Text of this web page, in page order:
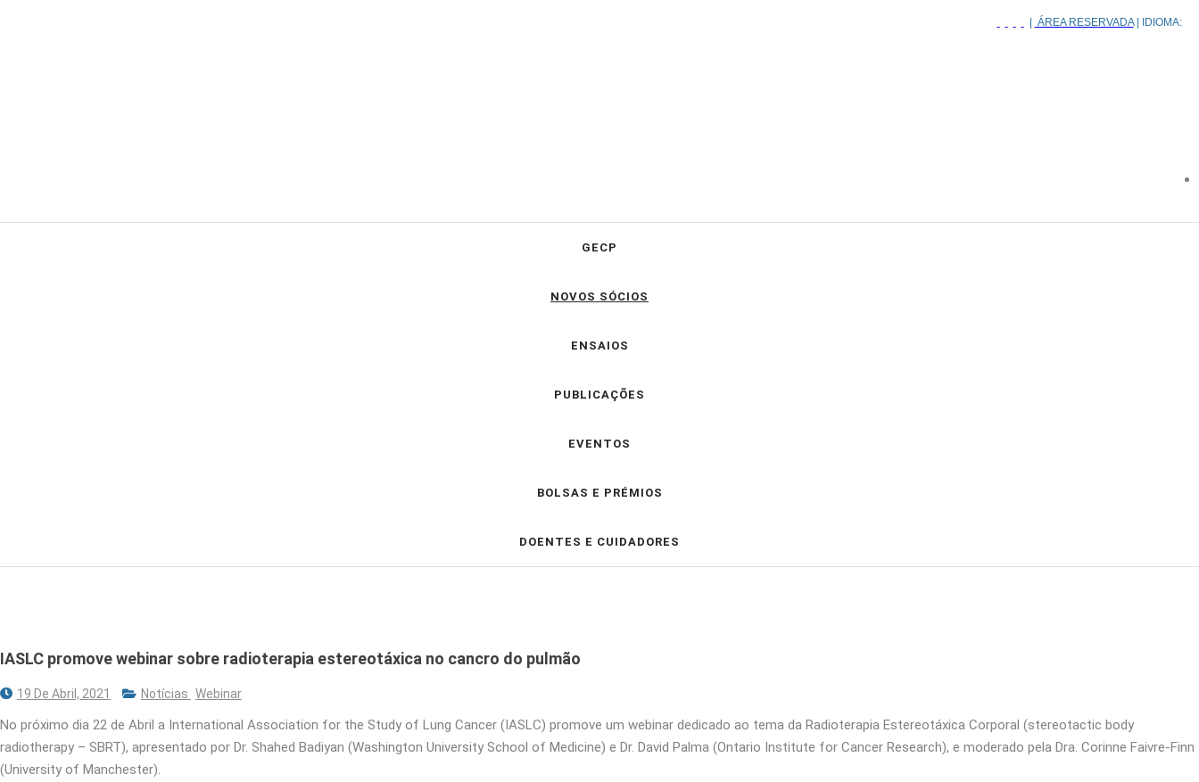
ÁREA RESERVADA| IDIOMA:
GECP
NOVOS SÓCIOS
ENSAIOS
PUBLICAÇÕES
EVENTOS
BOLSAS E PRÉMIOS
DOENTES E CUIDADORES
IASLC promove webinar sobre radioterapia estereotáxica no cancro do pulmão
19 De Abril, 2021 Notícias Webinar
No próximo dia 22 de Abril a International Association for the Study of Lung Cancer (IASLC) promove um webinar dedicado ao tema da Radioterapia Estereotáxica Corporal (stereotactic body
radiotherapy – SBRT), apresentado por Dr. Shahed Badiyan (Washington University School of Medicine) e Dr. David Palma (Ontario Institute for Cancer Research), e moderado pela Dra. Corinne Faivre-Finn
(University of Manchester).